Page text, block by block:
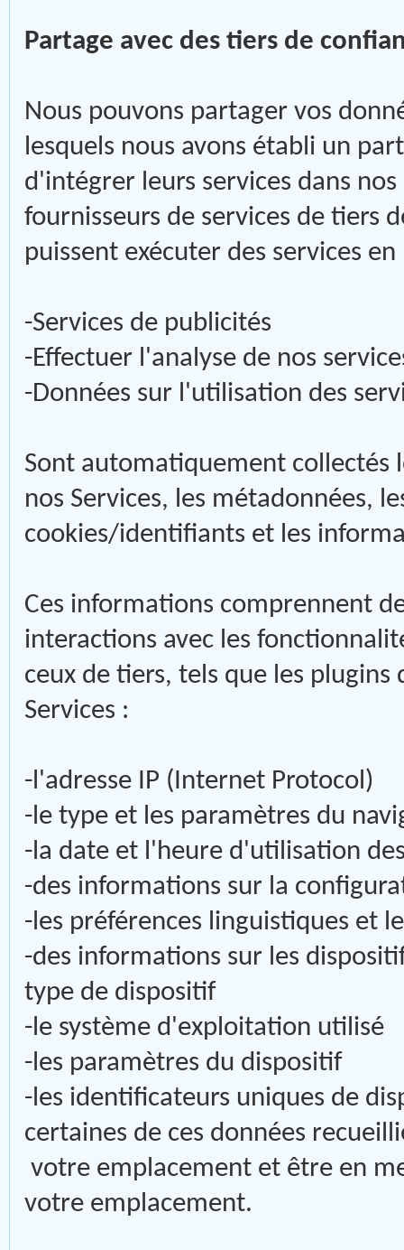
Partage avec des tiers de
Nous pouvons partager vos
lesquels nous avons établi un
d'intégrer leurs services dans
fournisseurs de services de tiers
puissent exécuter des services
-Services de publicités
-Effectuer l'analyse de nos
-Données sur l'utilisation des
Sont automatiquement collectés
nos Services, les métadonnées,
cookies/identifiants et les
Ces informations comprennent
interactions avec les
ceux de tiers, tels que les plugins
Services :
-l'adresse IP (Internet Protocol)
-le type et les paramètres du
-la date et l'heure d'utilisation
-des informations sur la
-les préférences linguistiques et
-des informations sur les
type de dispositif
-le système d'exploitation utilisé
-les paramètres du dispositif
-les identificateurs uniques de
certaines de ces données
votre emplacement et être en
votre emplacement.